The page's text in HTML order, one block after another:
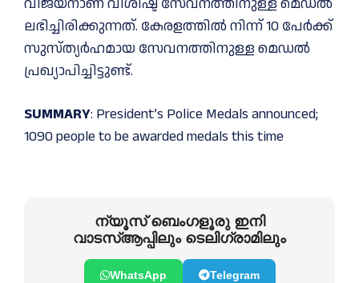
ലഭിച്ചിരിക്കുന്നത്. കേരളത്തില്‍ നിന്ന് 10 പേര്‍ക്ക്
സുസ്ത്യര്‍ഹമായ സേവനത്തിനുള്ള മെഡല്‍
പ്രഖ്യാപിച്ചിട്ടുണ്ട്.
SUMMARY: President’s Police Medals announced;
1090 people to be awarded medals this time
ന്യൂസ് ബെംഗളൂരു ഇനി
വാടസ്ആപ്പിലും ടെലിഗ്രാമിലും
WhatsApp Telegram